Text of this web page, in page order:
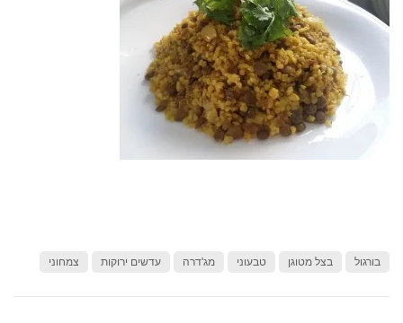
בורגול בצל מטוגן טבעוני מג'דרה עדשים ירוקות צמחוני